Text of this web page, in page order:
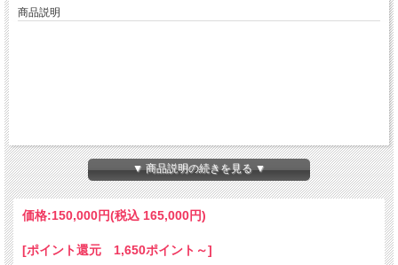
商品説明
▼ 商品説明の続きを見る ▼
価格:150,000円(税込 165,000円)
[ポイント還元 1,650ポイント～]